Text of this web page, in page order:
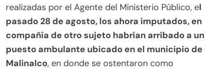
realizadas por el Agente del Ministerio Público, el
pasado 28 de agosto, los ahora imputados, en
compañía de otro sujeto habrían arribado a un
puesto ambulante ubicado en el municipio de
Malinalco, en donde se ostentaron como